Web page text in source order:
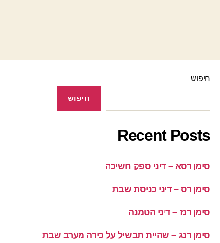
חיפוש
חיפוש
Recent Posts
סימן רסא – דיני ספק חשיכה
סימן רס – דיני כניסת שבת
סימן רנז – דיני הטמנה
סימן רנג – שהיית תבשיל על כירה מערב שבת